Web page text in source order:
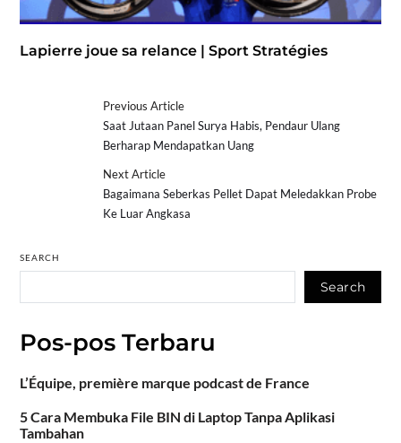
Lapierre joue sa relance | Sport Stratégies
Previous Article
Saat Jutaan Panel Surya Habis, Pendaur Ulang
Berharap Mendapatkan Uang
Next Article
Bagaimana Seberkas Pellet Dapat Meledakkan Probe
Ke Luar Angkasa
SEARCH
Search
Pos-pos Terbaru
L’Équipe, première marque podcast de France
5 Cara Membuka File BIN di Laptop Tanpa Aplikasi
Tambahan